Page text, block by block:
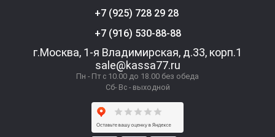
+7 (925) 728 29 28
+7 (916) 530-88-88
г.Москва, 1-я Владимирская, д.33, корп.1
sale@kassa77.ru
Пн - Пт с 10.00 до 18.00 без обеда
Сб- Вс - выходной